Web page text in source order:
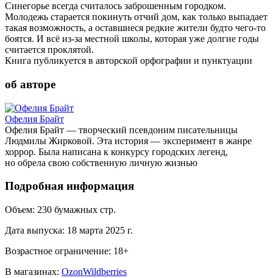
Синегорье всегда считалось заброшенным городком.
Молодежь старается покинуть отчий дом, как только выпадает
такая возможность, а оставшиеся редкие жители будто чего-то
боятся. И всё из-за местной школы, которая уже долгие годы
считается проклятой.
Книга публикуется в авторской орфографии и пунктуации
об авторе
Офелия Брайт
Офелия Брайт — творческий псевдоним писательницы
Людмилы Жирковой. Эта история — эксперимент в жанре
хоррор. Была написана к конкурсу городских легенд,
но обрела свою собственную личную жизнью
Подробная информация
Объем: 230 бумажных стр.
Дата выпуска: 18 марта 2025 г.
Возрастное ограничение: 18+
В магазинах: OzonWildberries